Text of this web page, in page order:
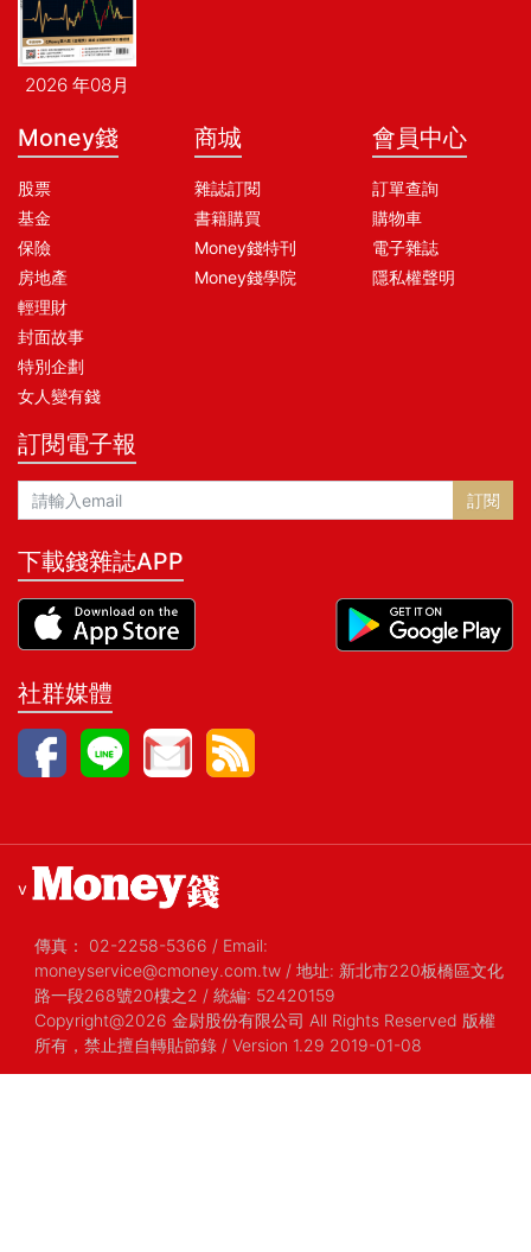
2026 年08月
Money錢
股票
基金
保險
房地產
輕理財
封面故事
特別企劃
女人變有錢
商城
雜誌訂閱
書籍購買
Money錢特刊
Money錢學院
會員中心
訂單查詢
購物車
電子雜誌
隱私權聲明
訂閱電子報
訂閱
下載錢雜誌APP
社群媒體
v
傳真： 02-2258-5366 / Email:
moneyservice@cmoney.com.tw / 地址: 新北市220板橋區文化
路一段268號20樓之2 / 統編: 52420159
Copyright@2026 金尉股份有限公司 All Rights Reserved 版權
所有，禁止擅自轉貼節錄 / Version 1.29 2019-01-08